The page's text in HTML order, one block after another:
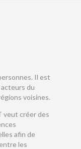
Il est
du
voisines.
veut créer des
afin de
les